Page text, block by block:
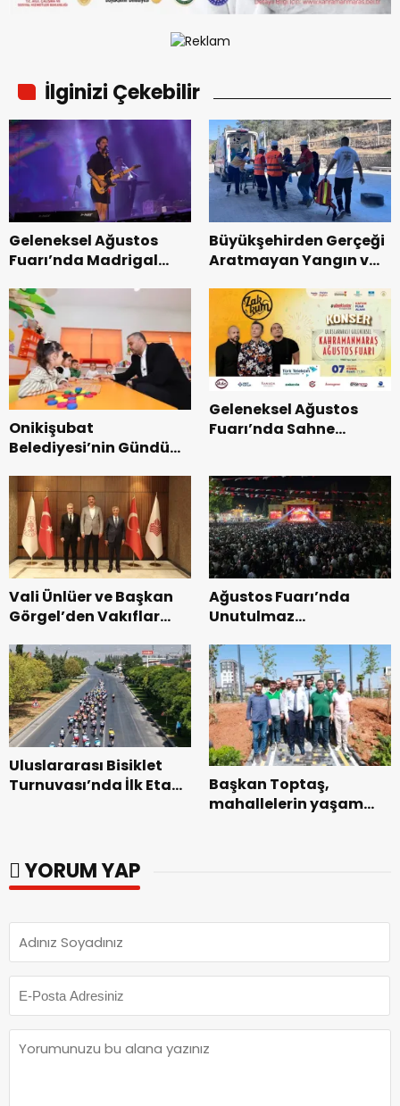
İlginizi Çekebilir
Geleneksel Ağustos
Fuarı’nda Madrigal
Büyükşehirden Gerçeği
Aratmayan Yangın ve
Onikişubat
Belediyesi’nin Gündüz
dönemin ön kayıtları
başladı.
Geleneksel Ağustos
Fuarı’nda Sahne
Vali Ünlüer ve Başkan
Görgel’den Vakıflar
ziyaret.
Ağustos Fuarı’nda
Unutulmaz
Uluslararası Bisiklet
Turnuvası’nda İlk Etap
Başkan Toptaş,
mahallelerin yaşam
YORUM YAP